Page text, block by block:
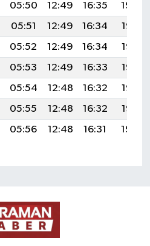
05:50 12:49 16:35
19:39
05:51 12:49 16:34
19:37
05:52 12:49 16:34
19:36
05:53 12:49 16:33
19:35
05:54 12:48 16:32
19:33
05:55 12:48 16:32
19:32
05:56 12:48 16:31 19:30